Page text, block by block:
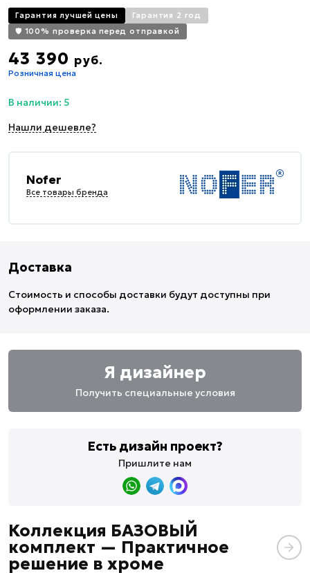
Гарантия лучшей цены
Гарантия 2 год
🛡️ 100% проверка перед отправкой
43 390 руб.
Розничная цена
В наличии: 5
Нашли дешевле?
Nofer
Все товары бренда
Доставка
Стоимость и способы доставки будут доступны при
оформлении заказа.
Я дизайнер
Получить специальные условия
Есть дизайн проект?
Пришлите нам
Коллекция БАЗОВЫЙ
комплект — Практичное
решение в хроме